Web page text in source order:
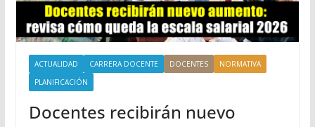
ACTUALIDAD CARRERA DOCENTE DOCENTES
NORMATIVA
PLANIFICACIÓN
Docentes recibirán nuevo